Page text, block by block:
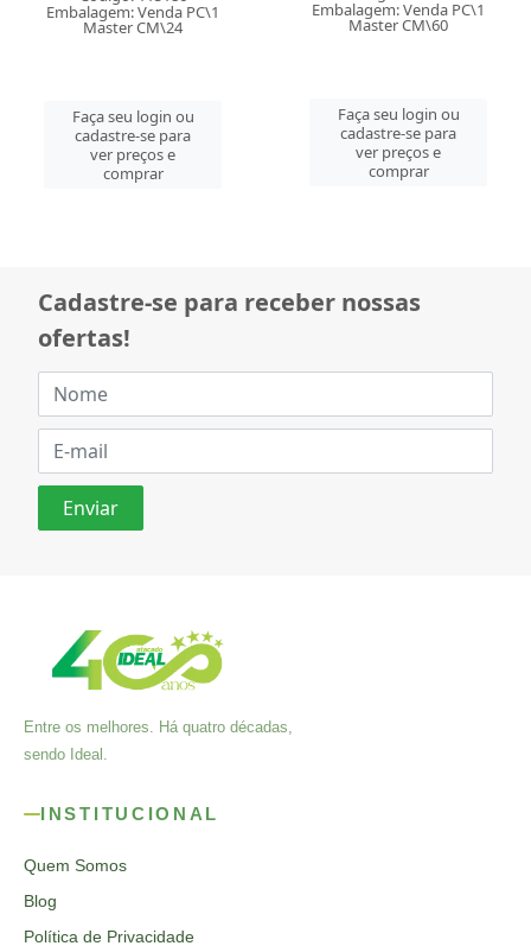
Embalagem: Venda PC\1
Master CM\24
Faça seu login ou
cadastre-se para
ver preços e
comprar
Embalagem: Venda PC\1
Master CM\60
Faça seu login ou
cadastre-se para
ver preços e
comprar
Cadastre-se para receber nossas
ofertas!
Entre os melhores. Há quatro décadas,
sendo Ideal.
INSTITUCIONAL
Quem Somos
Blog
Política de Privacidade